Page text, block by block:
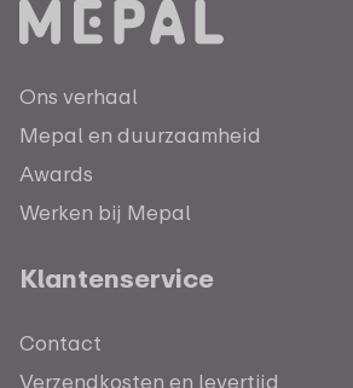
Ons verhaal
Mepal en duurzaamheid
Awards
Werken bij Mepal
Klantenservice
Contact
Verzendkosten en levertijd